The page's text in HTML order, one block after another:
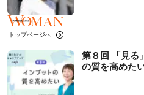
トップページへ
第８回 「見る
の質を高めたい